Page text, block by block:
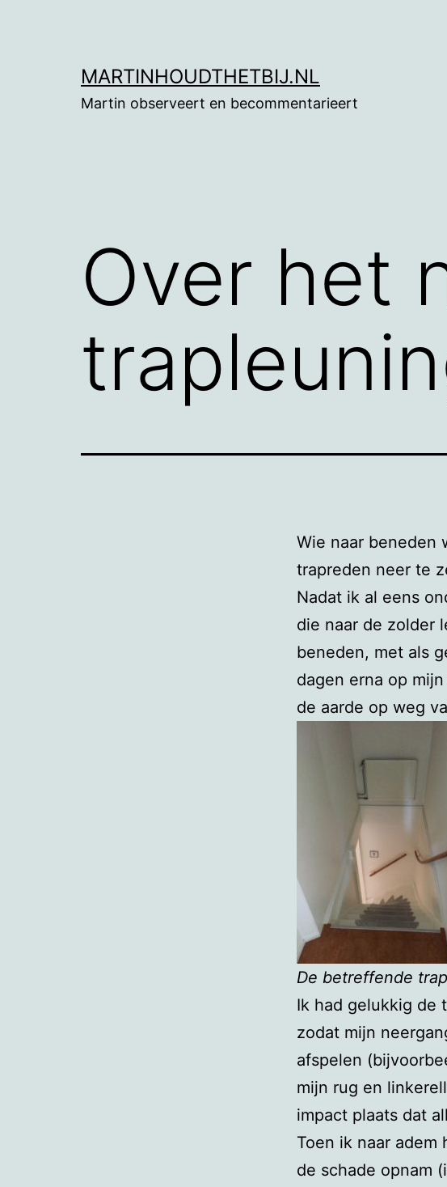
MARTINHOUDTHETBIJ.NL
Martin observeert en becommentarieert
Over het
Wie naar beneden
trapreden neer te
Nadat ik al eens
die naar de zolder
beneden, met als
dagen erna op
de aarde op weg
De betreffende trap
Ik had gelukkig de
zodat mijn
afspelen
mijn rug en
impact plaats dat
Toen ik naar adem
de schade opnam